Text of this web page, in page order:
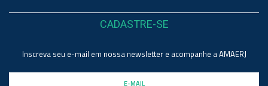
CADASTRE-SE
Inscreva seu e-mail em nossa newsletter e acompanhe a AMAERJ